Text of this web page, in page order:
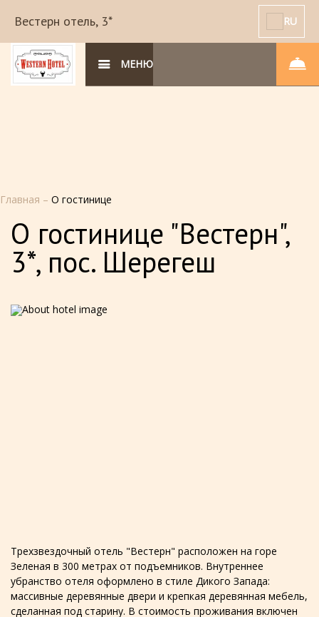
Вестерн отель, 3* RU
МЕНЮ
Главная – О гостинице
О гостинице "Вестерн",
3*, пос. Шерегеш
Трехзвездочный отель "Вестерн" расположен на горе
Зеленая в 300 метрах от подъемников. Внутреннее
убранство отеля оформлено в стиле Дикого Запада:
массивные деревянные двери и крепкая деревянная мебель,
сделанная под старину. В стоимость проживания включен